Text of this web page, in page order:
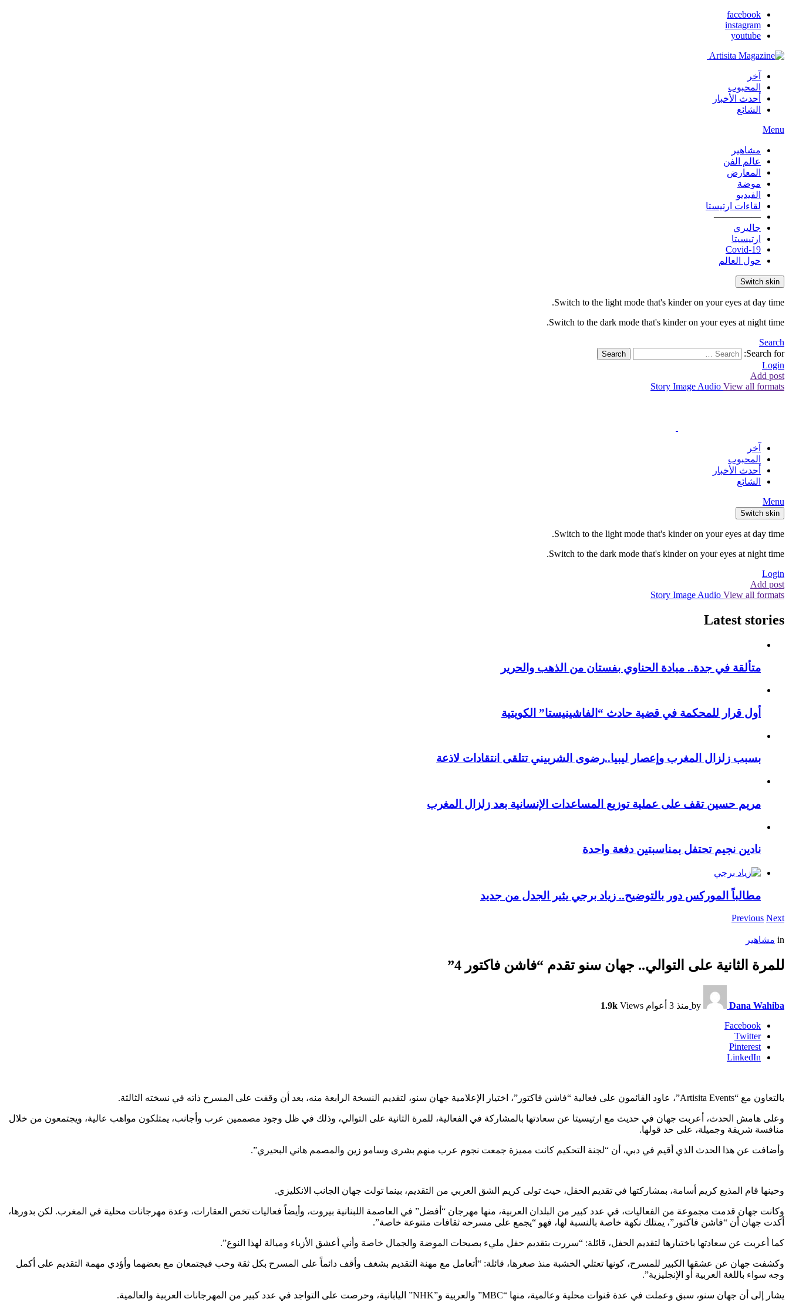
facebook
instagram
youtube
آخر
المحبوب
أحدث الأخبار
الشائع
Menu
مشاهير
عالم الفن
المعارض
موضة
الفيديو
لقاءات ارتيستا
—————
جاليري
ارتيسيتا
Covid-19
حول العالم
Switch skin
Switch to the light mode that's kinder on your eyes at day time.
Switch to the dark mode that's kinder on your eyes at night time.
Search
Search for:
Search
Login
Add post
Story Image Audio View all formats
آخر
المحبوب
أحدث الأخبار
الشائع
Menu
Switch skin
Switch to the light mode that's kinder on your eyes at day time.
Switch to the dark mode that's kinder on your eyes at night time.
Login
Add post
Story Image Audio View all formats
Latest stories
متألقة في جدة.. ميادة الحناوي بفستان من الذهب والحرير
أول قرار للمحكمة في قضية حادث “الفاشينيستا” الكويتية
بسبب زلزال المغرب وإعصار ليبيا..رضوى الشربيني تتلقى انتقادات لاذعة
مريم حسين تقف على عملية توزيع المساعدات الإنسانية بعد زلزال المغرب
نادين نجيم تحتفل بمناسبتين دفعة واحدة
مطالباً الموركس دور بالتوضيح.. زياد برجي يثير الجدل من جديد
Previous Next
in مشاهير
للمرة الثانية على التوالي.. جهان سنو تقدم “فاشن فاكتور 4”
by Dana Wahiba منذ 3 أعوام 1.9k Views
Facebook
Twitter
Pinterest
LinkedIn
بالتعاون مع “Artisita Events”، عاود القائمون على فعالية “فاشن فاكتور”، اختيار الإعلامية جهان سنو، لتقديم النسخة الرابعة منه، بعد أن وقفت على المسرح ذاته في نسخته الثالثة.
وعلى هامش الحدث، أعربت جهان في حديث مع ارتيسيتا عن سعادتها بالمشاركة في الفعالية، للمرة الثانية على التوالي، وذلك في ظل وجود مصممين عرب وأجانب، يمتلكون مواهب عالية، ويجتمعون من خلال
منافسة شريفة وجميلة، على حد قولها.
وأضافت عن هذا الحدث الذي أقيم في دبي، أن “لجنة التحكيم كانت مميزة جمعت نجوم عرب منهم بشرى وسامو زين والمصمم هاني البحيري”.
وحينها قام المذيع كريم أسامة، بمشاركتها في تقديم الحفل، حيث تولى كريم الشق العربي من التقديم، بينما تولت جهان الجانب الانكليزي.
وكانت جهان قدمت مجموعة من الفعاليات، في عدد كبير من البلدان العربية، منها مهرجان “أفضل” في العاصمة اللبنانية بيروت، وأيضاً فعاليات تخص العقارات، وعدة مهرجانات محلية في المغرب. لكن بدورها،
أكدت جهان أن “فاشن فاكتور”، يمتلك نكهة خاصة بالنسبة لها، فهو “يجمع على مسرحه ثقافات متنوعة خاصة”.
كما أعربت عن سعادتها باختيارها لتقديم الحفل، قائلة: “سررت بتقديم حفل مليء بصيحات الموضة والجمال خاصة وأني أعشق الأزياء وميالة لهذا النوع”.
وكشفت جهان عن عشقها الكبير للمسرح، كونها تعتلي الخشبة منذ صغرها، قائلة: “أتعامل مع مهنة التقديم بشغف وأقف دائماً على المسرح بكل ثقة وحب فيجتمعان مع بعضهما وأؤدي مهمة التقديم على أكمل
وجه سواء باللغة العربية أو الإنجليزية”.
يشار إلى أن جهان سنو، سبق وعملت في عدة قنوات محلية وعالمية، منها “MBC” والعربية و”NHK” اليابانية، وحرصت على التواجد في عدد كبير من المهرجانات العربية والعالمية.